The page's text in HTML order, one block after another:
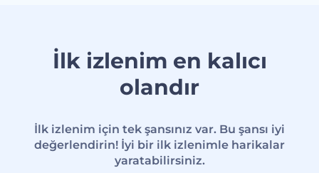
İlk izlenim en kalıcı
olandır
İlk izlenim için tek şansınız var. Bu şansı iyi
değerlendirin! İyi bir ilk izlenimle harikalar
yaratabilirsiniz.